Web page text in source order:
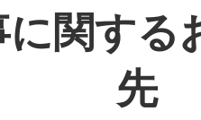
に関する
先